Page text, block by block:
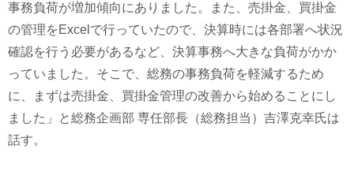
事務負荷が増加傾向にありました。また、売掛金、買掛金
の管理をExcelで行っていたので、決算時には各部署へ状況
確認を行う必要があるなど、決算事務へ大きな負荷がかか
っていました。そこで、総務の事務負荷を軽減するため
に、まずは売掛金、買掛金管理の改善から始めることにし
ました」と総務企画部 専任部長（総務担当）吉澤克幸氏は
話す。